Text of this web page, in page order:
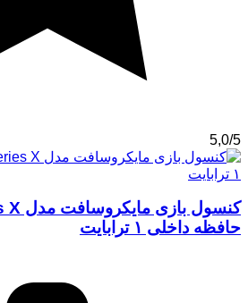
5,0/5
حافظه داخلی ۱ ترابایت